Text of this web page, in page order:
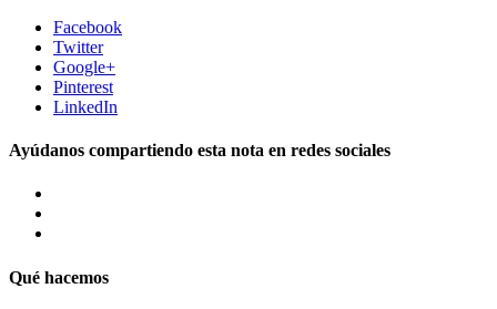
Facebook
Twitter
Google+
Pinterest
LinkedIn
Ayúdanos compartiendo esta nota en redes sociales
Qué hacemos